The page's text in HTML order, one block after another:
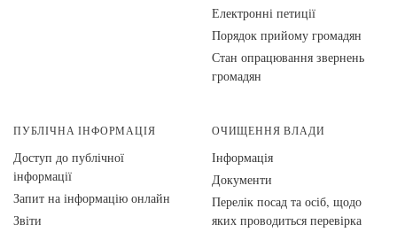
Електронні петиції
Порядок прийому громадян
Стан опрацювання звернень
громадян
ПУБЛІЧНА ІНФОРМАЦІЯ
Доступ до публічної
інформації
Запит на інформацію онлайн
Звіти
ОЧИЩЕННЯ ВЛАДИ
Інформація
Документи
Перелік посад та осіб, щодо
яких проводиться перевірка